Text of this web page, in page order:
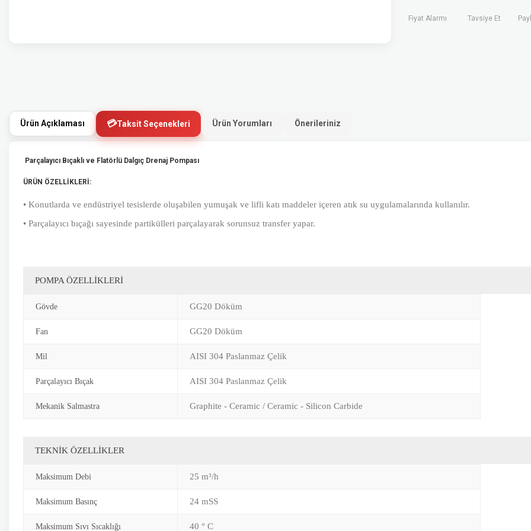
Fiyat Alarmı Tavsiye Et
Ürün Açıklaması Taksit Seçenekleri Ürün Yorumları Önerileriniz
Parçalayıcı Bıçaklı ve Flatörlü Dalgıç Drenaj Pompası
ÜRÜN ÖZELLİKLERİ:
• Konutlarda ve endüstriyel tesislerde oluşabilen yumuşak ve lifli katı maddeler içeren atık su uygulamalarında kullanılır.
• Parçalayıcı bıçağı sayesinde partikülleri parçalayarak sorunsuz transfer yapar.
POMPA ÖZELLİKLERİ
Gövde GG20 Döküm
Fan GG20 Döküm
Mil AISI 304 Paslanmaz Çelik
Parçalayıcı Bıçak AISI 304 Paslanmaz Çelik
Mekanik Salmastra Graphite - Ceramic / Ceramic - Silicon Carbide
TEKNİK ÖZELLİKLER
Maksimum Debi 25 m³/h
Maksimum Basınç 24 mSS
Maksimum Sıvı Sıcaklığı 40 ° C